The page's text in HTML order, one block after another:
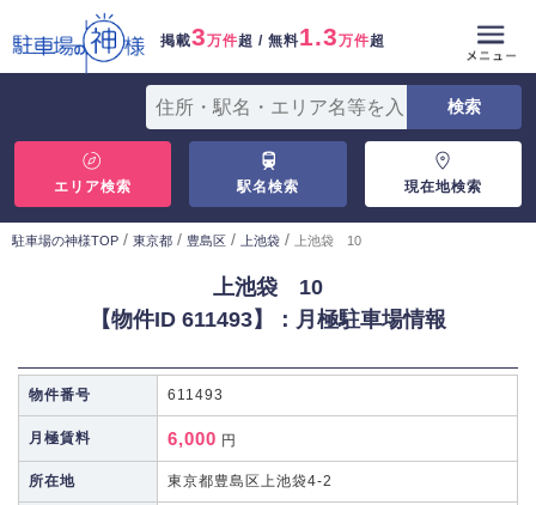
掲載3万件超 / 無料1.3万件超
エリア検索 駅名検索 現在地検索
駐車場の神様TOP / 東京都 / 豊島区 / 上池袋 / 上池袋 10
上池袋 10
【物件ID 611493】：月極駐車場情報
物件番号 611493
月極賃料 6,000 円
所在地 東京都豊島区上池袋4-2